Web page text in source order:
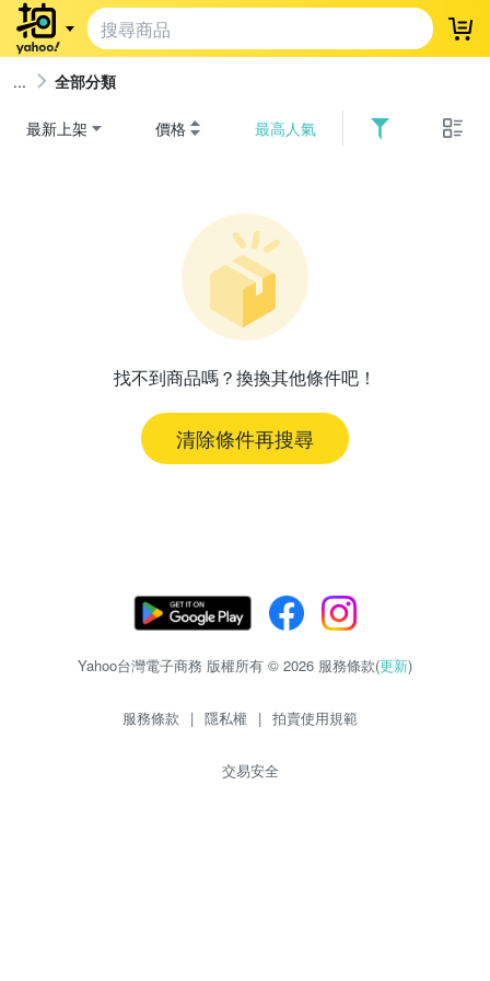
登
全部分類
最新上架 價格 最高人氣
找不到商品嗎？換換其他條件吧！
清除條件再搜尋
Yahoo台灣電子商務 版權所有 © 2026 服務條款(更新)
服務條款 | 隱私權 | 拍賣使用規範
交易安全